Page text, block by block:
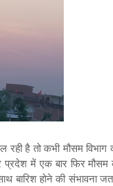
है तो कभी मौसम विभाग
प्रदेश में एक बार फिर
बारिश होने की संभावना